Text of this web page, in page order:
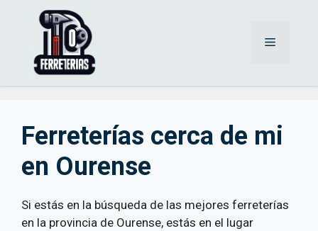
Menú
Ferreterías cerca de mi
en Ourense
Si estás en la búsqueda de las mejores ferreterías
en la provincia de Ourense, estás en el lugar